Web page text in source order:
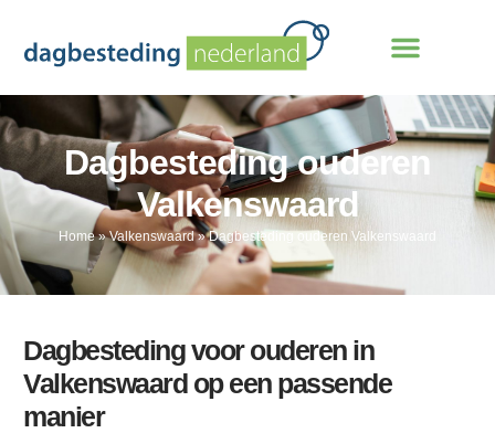
Dagbesteding ouderen
Valkenswaard
Home»Valkenswaard»Dagbesteding ouderen Valkenswaard
Dagbesteding voor ouderen in
Valkenswaard op een passende
manier